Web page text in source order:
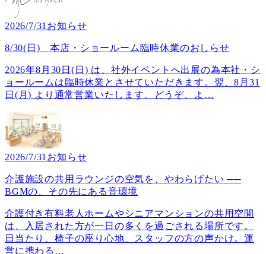
2026/7/31 お知らせ
8/30(日) 本店・ショールーム臨時休業のおしらせ
2026年8月30日(日) は、社外イベントへ出展の為本社・シ
ョールームは臨時休業とさせていただきます。翌、8月31
日(月) より通常営業いたします。どうぞ、よ …
2026/7/31 お知らせ
介護施設の共用ラウンジの空気を、やわらげたい ──
BGMの、その先にある音環境
介護付き有料老人ホームやシニアマンションの共用空間
は、入居された方が一日の多くを過ごされる場所です。
日当たり、椅子の座り心地、スタッフの方の声かけ。運
営に携わる …